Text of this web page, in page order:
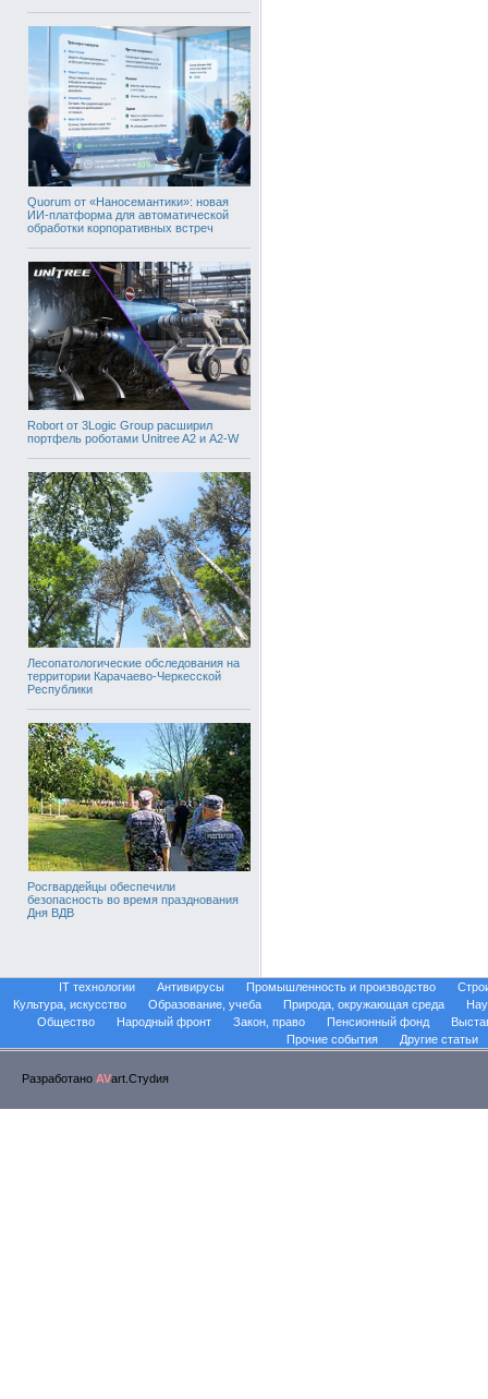
Quorum от «Наносемантики»: новая
ИИ-платформа для автоматической
обработки корпоративных встреч
Robort от 3Logic Group расширил
портфель роботами Unitree A2 и A2-W
Лесопатологические обследования на
территории Карачаево-Черкесской
Республики
Росгвардейцы обеспечили
безопасность во время празднования
Дня ВДВ
IT технологии Антивирусы Промышленность и производство
Культура, искусство
Образование, учеба Природа, окружающая среда
Общество
Народный фронт Закон, право Пенсионный фонд
Прочие события
Другие статьи
Разработано AVart.Стуdия